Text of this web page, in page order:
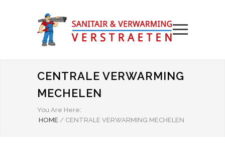
CENTRALE VERWARMING
MECHELEN
You Are Here:
HOME / CENTRALE VERWARMING MECHELEN